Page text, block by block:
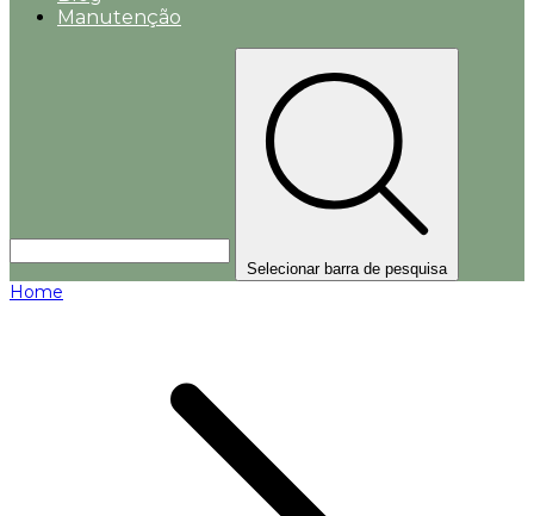
Manutenção
Selecionar barra de pesquisa
Home